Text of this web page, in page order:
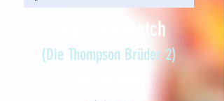
Meet My Match
(Die Thompson Brüder 2)